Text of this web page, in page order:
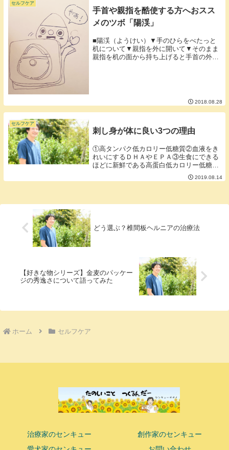
セルフケア
手首や親指を酷使する方へおスス
メのツボ「陽渓」
■陽渓（ようけい）▼手のひらをべたっと
机について▼親指を外に開いて▼そのまま
親指を机の面から持ち上げると手首の外側
2018.08.28
セルフケア
刺し身が体に良い3つの理由
①高タンパク低カロリー低糖質②血液をき
れいにするＤＨＡやＥＰＡ③生食にできる
ほどに新鮮である高蛋白低カロリー低糖質
でありながらも良質な油であるＤＨＡやＥ
ＰＡを含んでいる刺し身はとても体に良い
2019.08.14
どう選ぶ？椎間板ヘルニアの治療法
【好きな物シリーズ】金麦のパッケー
ジの秀逸さについて語ってみた
ホーム セルフケア
治療家のセンキュー
創作家のセンキュー